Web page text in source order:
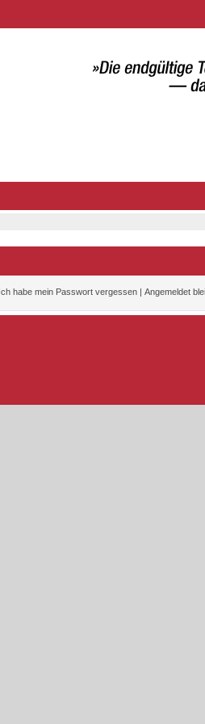
Ich habe mein Passwort vergessen Angemeldet